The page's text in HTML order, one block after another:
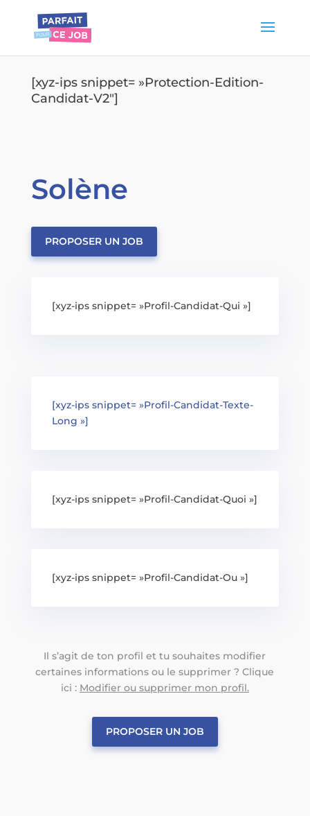
[xyz-ips snippet= »Protection-Edition-
Candidat-V2″]
Solène
PROPOSER UN JOB
[xyz-ips snippet= »Profil-Candidat-Qui »]
[xyz-ips snippet= »Profil-Candidat-Texte-
Long »]
[xyz-ips snippet= »Profil-Candidat-Quoi »]
[xyz-ips snippet= »Profil-Candidat-Ou »]
Il s’agit de ton profil et tu souhaites modifier
certaines informations ou le supprimer ? Clique
ici : Modifier ou supprimer mon profil.
PROPOSER UN JOB